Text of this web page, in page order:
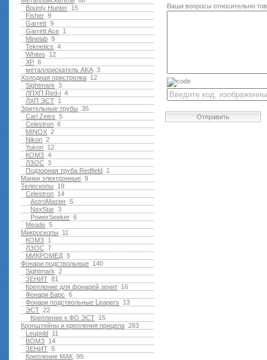
15
Bounty Hunter
9
Fisher
9
Garrett
1
Garrett Ace
9
Minelab
4
Teknetics
12
Whites
6
XP
3
металлоискатель AKA
12
Холодная пристрелка
3
Sightmark
4
ЛПХП Red-i
1
ЛХП ЭСТ
35
Зрительные трубы
5
Carl Zeiss
6
Celestron
2
MINOX
2
Nikon
12
Yukon
4
КОМЗ
3
ЛЗОС
1
Подзорная труба Redfield
9
Манки электронные
19
Телескопы
14
Celestron
5
AstroMaster
3
NexStar
6
PowerSeeker
5
Meade
11
Микроскопы
1
КОМЗ
7
ЛЗОС
3
МИКРОМЕД
140
Фонари подствольные
2
Sightmark
81
ЗЕНИТ
16
Крепление для фонарей зенит
6
Фонари Барс
13
Фонари подствольные Leapers
22
ЭСТ
15
Крепление к ФО ЭСТ
283
Кронштейны и крепления прицела
11
Leupold
14
ВОМЗ
5
ЗЕНИТ
99
Крепление МАК
Ваши вопросы относительно
Отправить